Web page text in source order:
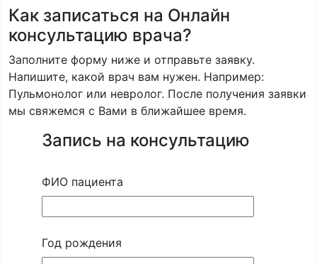
Как записаться на Онлайн
консультацию врача?
Заполните форму ниже и отправьте заявку.
Напишите, какой врач вам нужен. Например:
Пульмонолог или невролог. После получения заявки
мы свяжемся с Вами в ближайшее время.
Запись на консультацию
ФИО пациента
Год рождения